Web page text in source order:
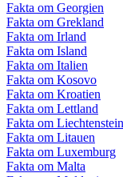
Fakta om Georgien
Fakta om Grekland
Fakta om Irland
Fakta om Island
Fakta om Italien
Fakta om Kosovo
Fakta om Kroatien
Fakta om Lettland
Fakta om Liechtenstein
Fakta om Litauen
Fakta om Luxemburg
Fakta om Malta